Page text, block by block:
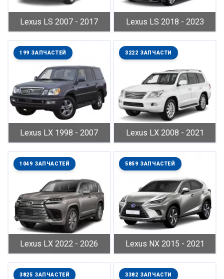
Lexus LS 2007 - 2017 Lexus LS 2018 - 2023
Lexus LX 1998 - 2007
199 ЗАПЧАСТЕЙ
Lexus LX 2008 - 2021
3222 ЗАПЧАСТИ
Lexus LX 2022 - 2026
1049 ЗАПЧАСТЕЙ
Lexus NX 2015 - 2021
5859 ЗАПЧАСТЕЙ
3825 ЗАПЧАСТЕЙ 3382 ЗАПЧАСТИ